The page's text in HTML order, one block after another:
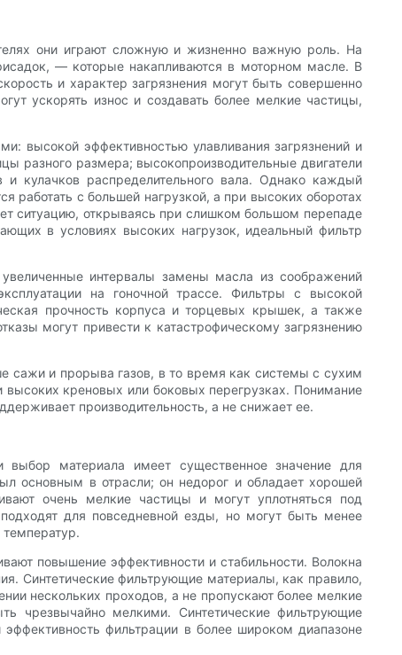
они играют сложную и жизненно важную роль. На
— которые накапливаются в моторном масле. В
и характер загрязнения могут быть совершенно
ускорять износ и создавать более мелкие частицы,
высокой эффективностью улавливания загрязнений и
разного размера; высокопроизводительные двигатели
кулачков распределительного вала. Однако каждый
работать с большей нагрузкой, а при высоких оборотах
ситуацию, открываясь при слишком большом перепаде
в условиях высоких нагрузок, идеальный фильтр
интервалы замены масла из соображений
на гоночной трассе. Фильтры с высокой
прочность корпуса и торцевых крышек, а также
могут привести к катастрофическому загрязнению
сажи и прорыва газов, в то время как системы с сухим
высоких креновых или боковых перегрузках. Понимание
производительность, а не снижает ее.
материала имеет существенное значение для
основным в отрасли; он недорог и обладает хорошей
очень мелкие частицы и могут уплотняться под
для повседневной езды, но могут быть менее
повышение эффективности и стабильности. Волокна
Синтетические фильтрующие материалы, как правило,
нескольких проходов, а не пропускают более мелкие
чрезвычайно мелкими. Синтетические фильтрующие
фильтрации в более широком диапазоне